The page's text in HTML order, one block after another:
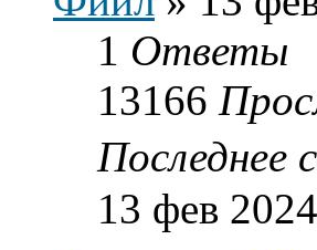
1 Ответы
13166
Последнее
13 фев